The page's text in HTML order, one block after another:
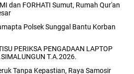
dan FORHATI Sumut, Rumah Qur'an
Polsek Sunggal Bantu Korban
PERIKSA PENGADAAN LAPTOP
T.A.2026.
Tanpa Kepastian, Raya Samosir